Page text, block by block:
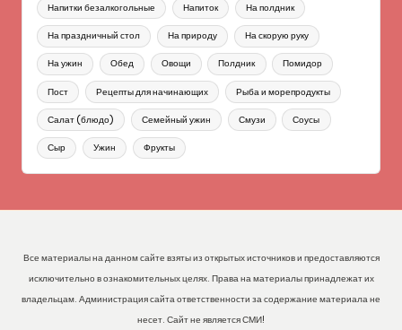
Напитки безалкогольные Напиток На полдник
На праздничный стол На природу На скорую руку
На ужин Обед Овощи Полдник Помидор
Пост Рецепты для начинающих Рыба и морепродукты
Салат (блюдо) Семейный ужин Смузи Соусы
Сыр Ужин Фрукты
Все материалы на данном сайте взяты из открытых источников и предоставляются
исключительно в ознакомительных целях. Права на материалы принадлежат их
владельцам. Администрация сайта ответственности за содержание материала не
несет. Сайт не является СМИ!